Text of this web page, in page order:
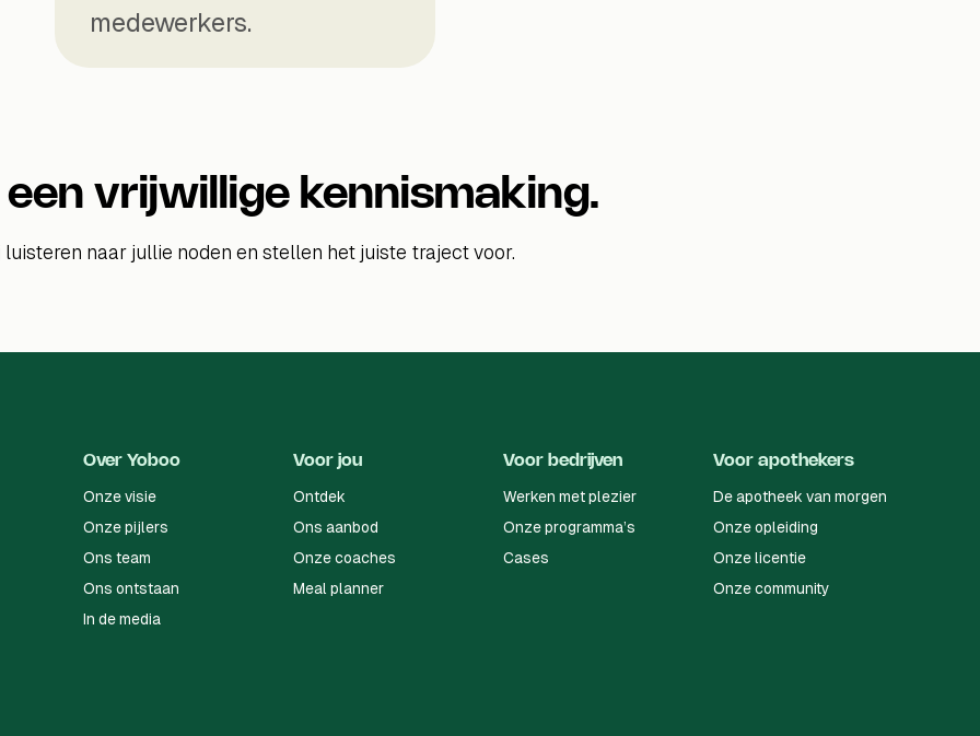
medewerkers.
een vrijwillige kennismaking.
luisteren naar jullie noden en stellen het juiste traject voor.
Over Yoboo
Onze visie
Onze pijlers
Ons team
Ons ontstaan
In de media
Voor jou
Ontdek
Ons aanbod
Onze coaches
Meal planner
Voor bedrijven
Werken met plezier
Onze programma’s
Cases
Voor apothekers
De apotheek van morgen
Onze opleiding
Onze licentie
Onze community